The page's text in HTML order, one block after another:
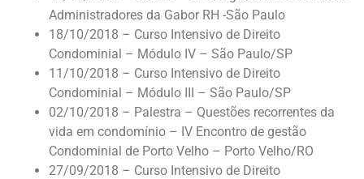
Administradores da Gabor RH -São Paulo
18/10/2018 – Curso Intensivo de Direito
Condominial – Módulo IV – São Paulo/SP
11/10/2018 – Curso Intensivo de Direito
Condominial – Módulo III – São Paulo/SP
02/10/2018 – Palestra – Questões recorrentes da
vida em condomínio – IV Encontro de gestão
Condominial de Porto Velho – Porto Velho/RO
27/09/2018 – Curso Intensivo de Direito